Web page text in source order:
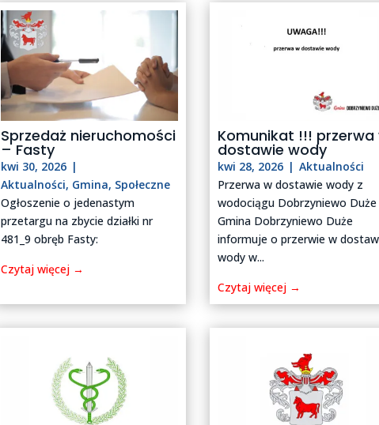
Sprzedaż nieruchomości
– Fasty
kwi 30, 2026 |
Aktualności, Gmina, Społeczne
Ogłoszenie o jedenastym
przetargu na zbycie działki nr
481_9 obręb Fasty:
Czytaj więcej →
Komunikat !!! przerwa
dostawie wody
kwi 28, 2026 | Aktualności
Przerwa w dostawie wody z
wodociągu Dobrzyniewo Duże
Gmina Dobrzyniewo Duże
informuje o przerwie w
wody w...
Czytaj więcej →